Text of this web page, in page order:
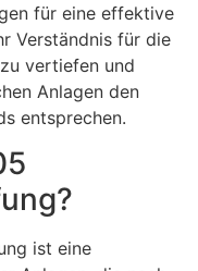
für eine effektive
Verständnis für die
vertiefen und
Anlagen den
entsprechen.
ist eine